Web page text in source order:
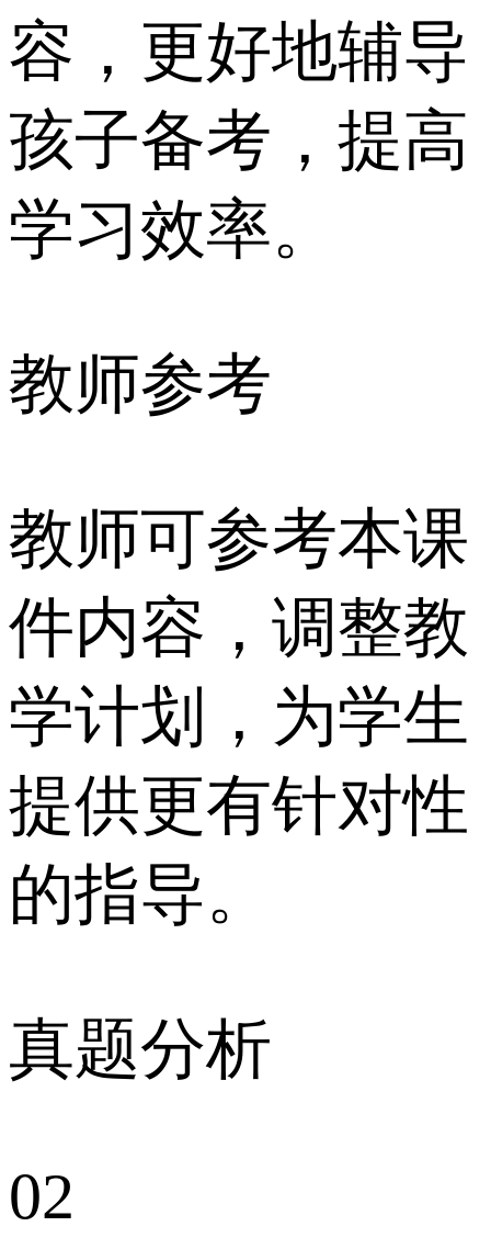
容，更好地辅导
孩子备考，提高
学习效率。
教师参考
教师可参考本课
件内容，调整教
学计划，为学生
提供更有针对性
的指导。
真题分析
02